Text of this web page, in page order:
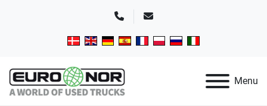
TelefonE-mail
Menu